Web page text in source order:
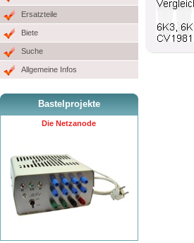
Ersatzteile
Biete
Suche
Allgemeine Infos
Bastelprojekte
Die Netzanode